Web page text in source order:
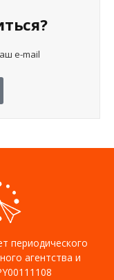
e-mail
периодического
агентства и